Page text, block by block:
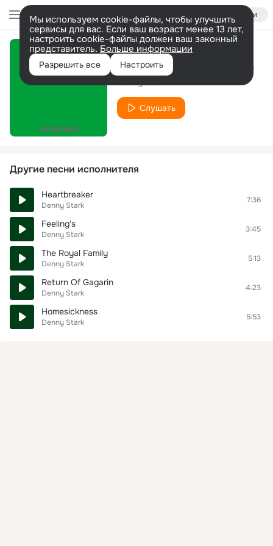
Войти
Мы используем cookie-файлы, чтобы улучшить
сервисы для вас. Если ваш возраст менее 13 лет,
настроить cookie-файлы должен ваш законный
представитель. Больше информации
Разрешить все Настроить Killer Of Women's Hearts
Слушать
Другие песни исполнителя
Heartbreaker
Denny Stark
7:36
Feeling's
Denny Stark
3:45
The Royal Family
Denny Stark
5:13
Return Of Gagarin
Denny Stark
4:23
Homesickness
Denny Stark
5:53